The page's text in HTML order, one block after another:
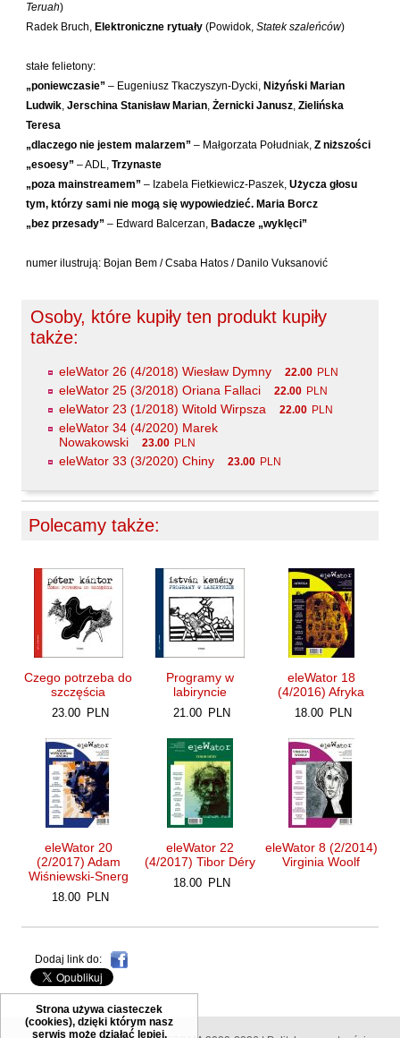
Strona używa ciasteczek
(cookies), dzięki którym nasz
serwis może działać lepiej.
Południak Małgorzata
Przywara Paweł
Rajmus Gustaw
Raszka Helena
Rautman-Szczepańska Agnieszka
Roca Juan Manuel
Ryst Dorota
Samsel Karol
Sawicki Bartosz
Sienkiewicz Rafał
Skrendo Andrzej
Sobol Eugeniusz
Sonnenberg Ewa
Stamm Wojciech
Stefaniuk Tomasz
Strumyk Grzegorz
Suwiński Bartosz
Szaruga Leszek
Szolc Izabela
Szopa Łukasz
Szymański Wiesław
Tabaczyński Michał
Tański Paweł
Timoszyk Inka
Tkaczyszyn-Dycki Eugeniusz
Tomicki Grzegorz
Towiańska-Michalska Maria
Trusewicz Michał
Turczyński Andrzej
Twardochleb Bogdan
Wacławiec Krzysztof
Walczak Emilia
Waligórska Zuzanna
Teruah)
Radek Bruch, Elektroniczne rytuały(Powidok, Statek szaleńców)
stałe felietony:
„poniewczasie”– Eugeniusz Tkaczyszyn-Dycki, Niżyński Marian
Ludwik, Jerschina Stanisław Marian, Żernicki Janusz, Zielińska
Teresa
„dlaczego nie jestem malarzem”– Małgorzata Południak, Z niższości
„esoesy”– ADL, Trzynaste
„poza mainstreamem”– Izabela Fietkiewicz-Paszek, Użycza głosu
tym, którzy sami nie mogą się wypowiedzieć. Maria Borcz
„bez przesady”– Edward Balcerzan, Badacze „wyklęci”
numer ilustrują: Bojan Bem / Csaba Hatos / Danilo Vuksanović
Osoby, które kupiły ten produkt kupiły
także:
eleWator 26 (4/2018) Wiesław Dymny 22.00 PLN
eleWator 25 (3/2018) Oriana Fallaci 22.00 PLN
eleWator 23 (1/2018) Witold Wirpsza 22.00 PLN
eleWator 34 (4/2020) Marek
Nowakowski
23.00 PLN
eleWator 33 (3/2020) Chiny 23.00 PLN
Polecamy także:
Czego potrzeba do
szczęścia
23.00 PLN
Programy w
labiryncie
21.00 PLN
eleWator 18
(4/2016) Afryka
18.00 PLN
eleWator 20
(2/2017) Adam
Wiśniewski-Snerg
18.00 PLN
eleWator 22
(4/2017) Tibor Déry
18.00 PLN
eleWator 8 (2/2014)
Virginia Woolf
Dodaj link do: